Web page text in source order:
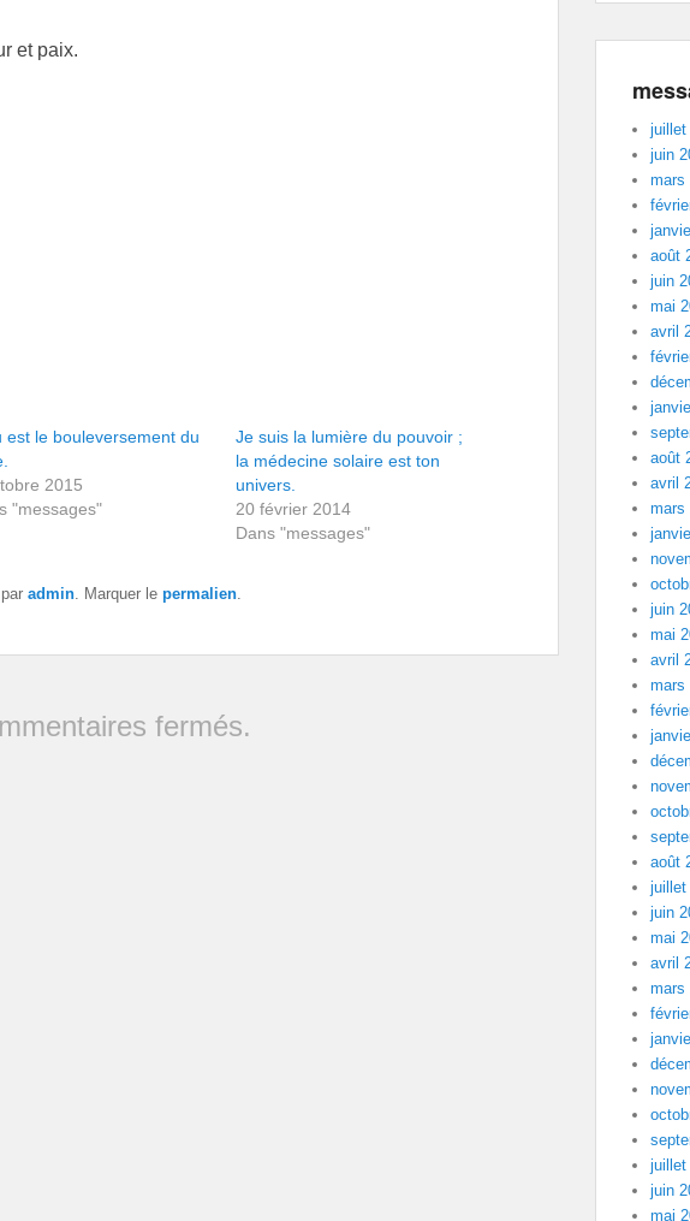
et paix.
est le bouleversement du
2015
"messages"
Je suis la lumière du pouvoir ;
la médecine solaire est ton
univers.
20 février 2014
Dans "messages"
par admin . Marquer le permalien
fermés.
juillet
juin
mars
août
juin
mai
avril
août
avril
mars
juin
mai
avril
mars
août
juillet
juin
mai
avril
mars
juillet
juin
mai